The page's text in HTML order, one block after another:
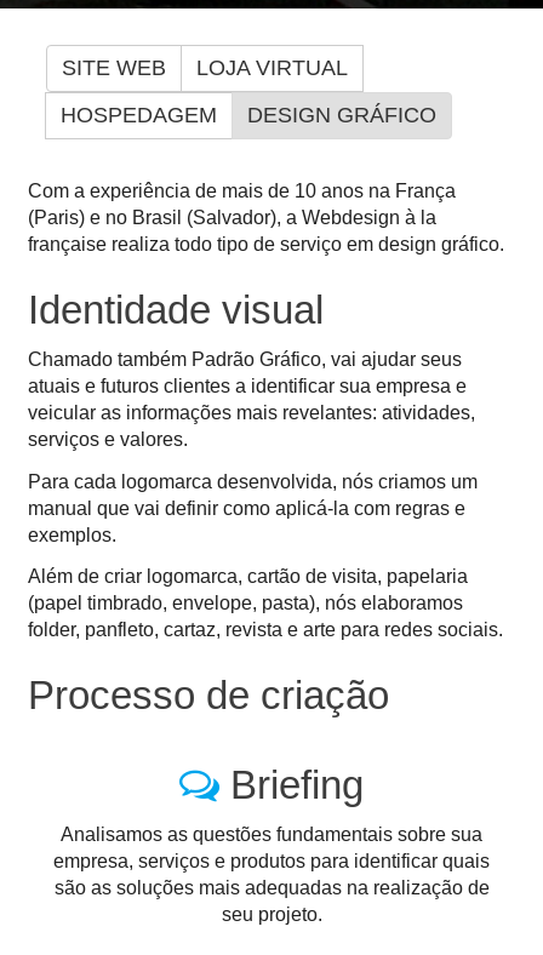
SITE WEB
LOJA VIRTUAL
HOSPEDAGEM
DESIGN GRÁFICO
Com a experiência de mais de 10 anos na França
(Paris) e no Brasil (Salvador), a Webdesign à la
française realiza todo tipo de serviço em design gráfico.
Identidade visual
Chamado também Padrão Gráfico, vai ajudar seus
atuais e futuros clientes a identificar sua empresa e
veicular as informações mais revelantes: atividades,
serviços e valores.
Para cada logomarca desenvolvida, nós criamos um
manual que vai definir como aplicá-la com regras e
exemplos.
Além de criar logomarca, cartão de visita, papelaria
(papel timbrado, envelope, pasta), nós elaboramos
folder, panfleto, cartaz, revista e arte para redes sociais.
Processo de criação
Briefing
Analisamos as questões fundamentais sobre sua
empresa, serviços e produtos para identificar quais
são as soluções mais adequadas na realização de
seu projeto.